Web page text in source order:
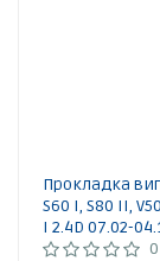
Прокладка
S60 I, S80 II,
I 2.4D 07.02-